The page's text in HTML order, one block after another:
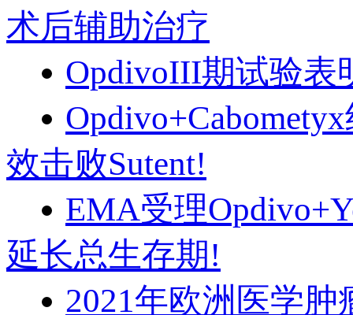
术后辅助治疗
OpdivoIII期试验表
效击败Sutent!
EMA受理
延长总生存期!
2021年欧洲医学肿